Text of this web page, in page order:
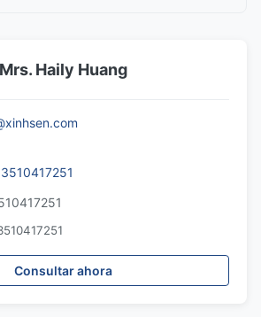
Mrs. Haily Huang
Consultar ahora